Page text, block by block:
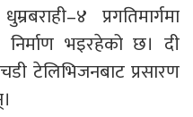
प्रगतिमार्गमा
निर्माण भइरहेको छ। दी
टेलिभिजनबाट प्रसारण